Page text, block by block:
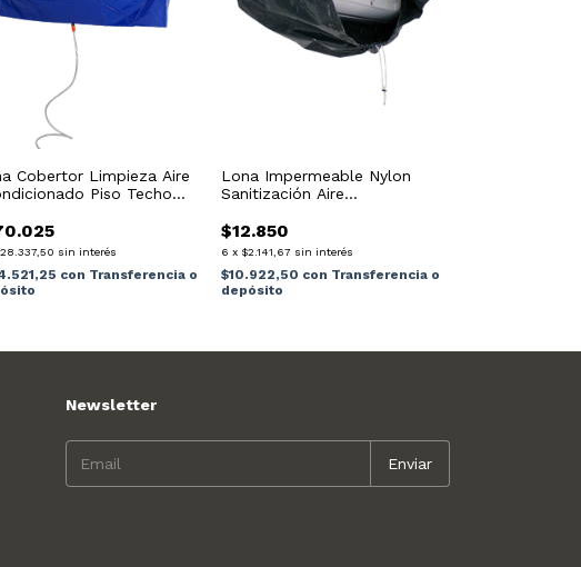
Cobertor Limpieza Aire
Piso Techo
sin interés
con Transferencia o
Lona Impermeable Nylon
Sanitización Aire
$12.850
6 x $2.141,67 sin interés
$10.922,50 con Transferencia o
depósito
Newsletter